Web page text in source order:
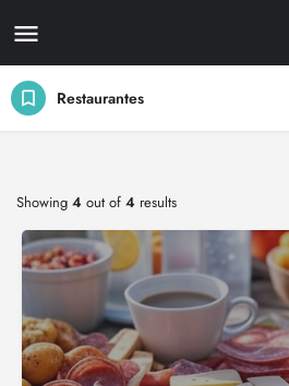
Restaurantes
Showing 4 out of 4 results